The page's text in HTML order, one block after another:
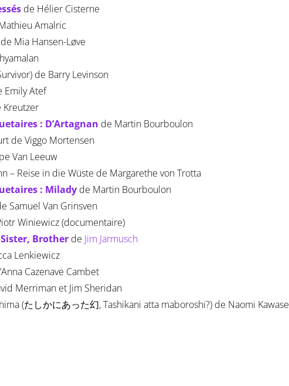
de Hélier Cisterne
Amalric
de Mia Hansen-Løve
de Barry Levinson
Emily Atef
Kreutzer
: D’Artagnan de Martin Bourboulon
de Viggo Mortensen
Van Leeuw
– Reise in die Wüste de Margarethe von Trotta
: Milady de Martin Bourboulon
Samuel Van Grinsven
Winiewicz (documentaire)
Brother de Jim Jarmusch
Lenkiewicz
Cazenave Cambet
Merriman et Jim Sheridan
(たしかにあった幻, Tashikani atta maboroshi?) de Naomi Kawase